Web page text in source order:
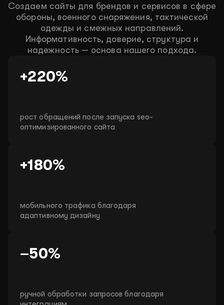
UK EN ru
Создаем сайты для брендов и сервисов в сфере
обороны, военного снаряжения, тактической
одежды и смежных направлений.
Информативность, доверие, структура и
надежность — основа нашего подхода.
+220%
рост обращений после запуска seo-
оптимизированного сайта
+180%
мобильного трафика благодаря
адаптивному дизайну
–50%
ручной обработки запросов благодаря